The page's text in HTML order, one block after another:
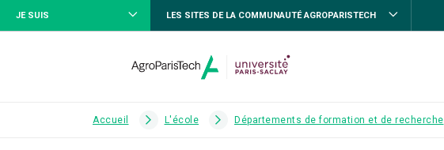
JE SUIS LES SITES DE LA COMMUNAUTÉ AGROPARISTECH
Accueil L'école Départements de formation et de recherche